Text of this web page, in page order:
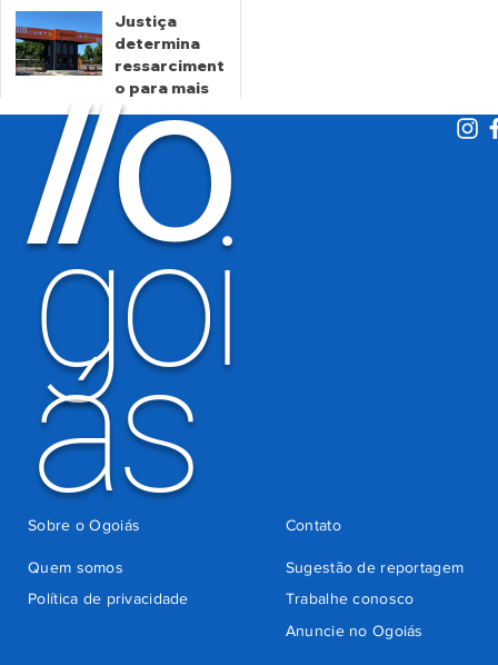
mortas em
Crixás
há 16 horas
Justiça
determina
ressarciment
o para mais
de 600 mil
motoristas
por
cobrança
indevida do
Detran-GO
há 4 dias
//O
goi
ás
Quem somos
Sugestão de reportagem
Trabalhe conosco
Política de privacidade
Anuncie no Ogoiás
Contato
Sobre o Ogoiás